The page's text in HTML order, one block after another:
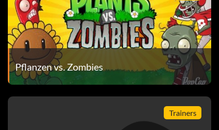
Pflanzen vs. Zombies
Trainers